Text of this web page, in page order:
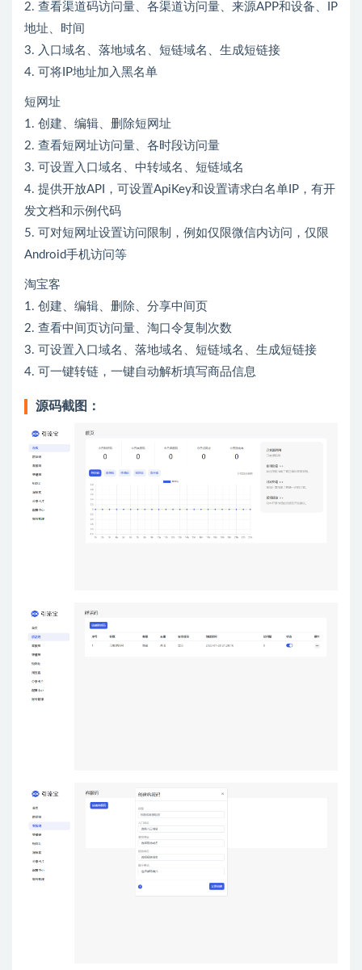
2. 查看渠道码访问量、各渠道访问量、来源APP和设备、IP
地址、时间
3. 入口域名、落地域名、短链域名、生成短链接
4. 可将IP地址加入黑名单
短网址
1. 创建、编辑、删除短网址
2. 查看短网址访问量、各时段访问量
3. 可设置入口域名、中转域名、短链域名
4. 提供开放API，可设置ApiKey和设置请求白名单IP，有开
发文档和示例代码
5. 可对短网址设置访问限制，例如仅限微信内访问，仅限
Android手机访问等
淘宝客
1. 创建、编辑、删除、分享中间页
2. 查看中间页访问量、淘口令复制次数
3. 可设置入口域名、落地域名、短链域名、生成短链接
4. 可一键转链，一键自动解析填写商品信息
源码截图：